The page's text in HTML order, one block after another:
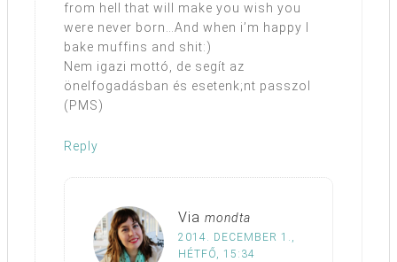
from hell that will make you wish you
were never born…And when i’m happy I
bake muffins and shit:)
Nem igazi mottó, de segít az
önelfogadásban és esetenk;nt passzol
(PMS)
Reply
Via mondta
2014. DECEMBER 1.,
HÉTFŐ, 15:34